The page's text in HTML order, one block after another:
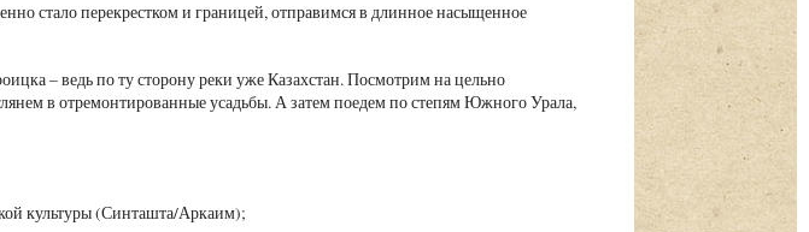
стало перекрестком и границей, отправимся в длинное насыщенное
– ведь по ту сторону реки уже Казахстан. Посмотрим на цельно
в отремонтированные усадьбы. А затем поедем по степям Южного Урала,
культуры (Синташта/Аркаим);